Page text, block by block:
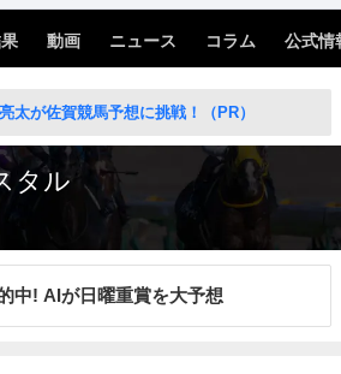
動画 ニュース コラム 公式情
太が佐賀競馬予想に挑戦！（PR）
タル
中! AIが日曜重賞を大予想